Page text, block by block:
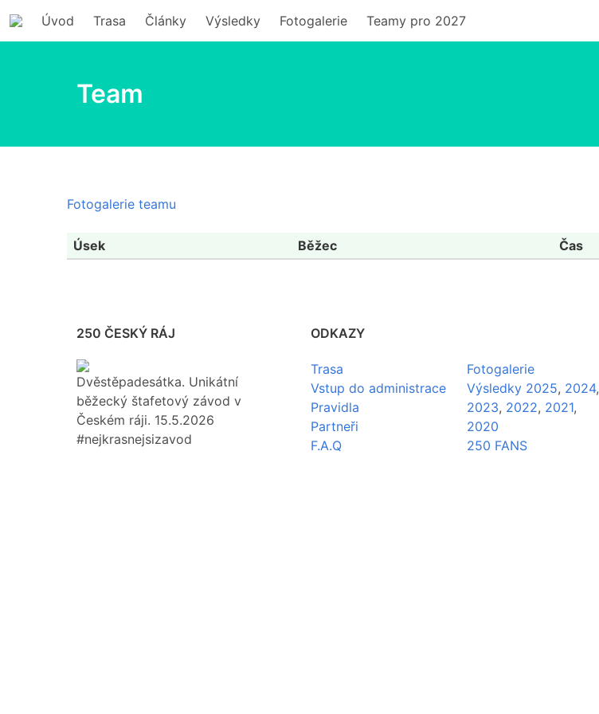
Úvod Trasa Články Výsledky Fotogalerie Teamy pro 2027
Team
Fotogalerie teamu
Úsek Běžec Čas
250 ČESKÝ RÁJ
Dvěstěpadesátka. Unikátní
běžecký štafetový závod v
Českém ráji. 15.5.2026
#nejkrasnejsizavod
ODKAZY
Trasa
Vstup do administrace
Pravidla
Partneři
F.A.Q
Fotogalerie
Výsledky 2025, 2024,
2023, 2022, 2021,
2020
250 FANS